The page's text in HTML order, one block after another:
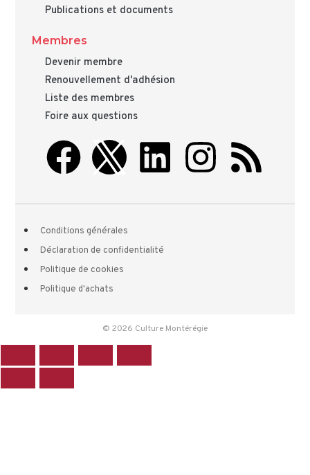
Publications et documents
Membres
Devenir membre
Renouvellement d'adhésion
Liste des membres
Foire aux questions
Conditions générales
Déclaration de confidentialité
Politique de cookies
Politique d'achats
© 2026 Culture Montérégie